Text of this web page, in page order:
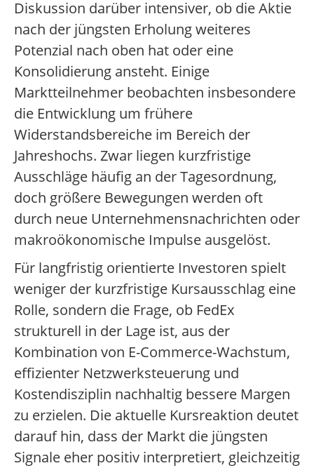
Diskussion darüber intensiver, ob die Aktie
nach der jüngsten Erholung weiteres
Potenzial nach oben hat oder eine
Konsolidierung ansteht. Einige
Marktteilnehmer beobachten insbesondere
die Entwicklung um frühere
Widerstandsbereiche im Bereich der
Jahreshochs. Zwar liegen kurzfristige
Ausschläge häufig an der Tagesordnung,
doch größere Bewegungen werden oft
durch neue Unternehmensnachrichten oder
makroökonomische Impulse ausgelöst.
Für langfristig orientierte Investoren spielt
weniger der kurzfristige Kursausschlag eine
Rolle, sondern die Frage, ob FedEx
strukturell in der Lage ist, aus der
Kombination von E-Commerce-Wachstum,
effizienter Netzwerksteuerung und
Kostendisziplin nachhaltig bessere Margen
zu erzielen. Die aktuelle Kursreaktion deutet
darauf hin, dass der Markt die jüngsten
Signale eher positiv interpretiert, gleichzeitig